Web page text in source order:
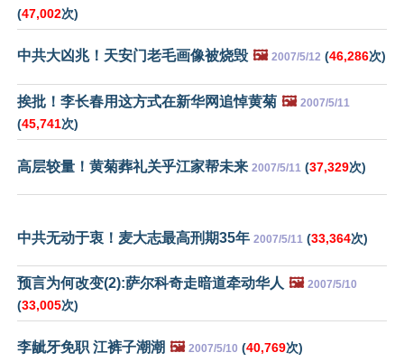
(47,002次)
中共大凶兆！天安门老毛画像被烧毁 🖼️ 2007/5/12 (46,286次)
挨批！李长春用这方式在新华网追悼黄菊 🖼️ 2007/5/11
(45,741次)
高层较量！黄菊葬礼关乎江家帮未来 2007/5/11 (37,329次)
中共无动于衷！麦大志最高刑期35年 2007/5/11 (33,364次)
预言为何改变(2):萨尔科奇走暗道牵动华人 🖼️ 2007/5/10
(33,005次)
李龇牙免职 江裤子潮潮 🖼️ 2007/5/10 (40,769次)